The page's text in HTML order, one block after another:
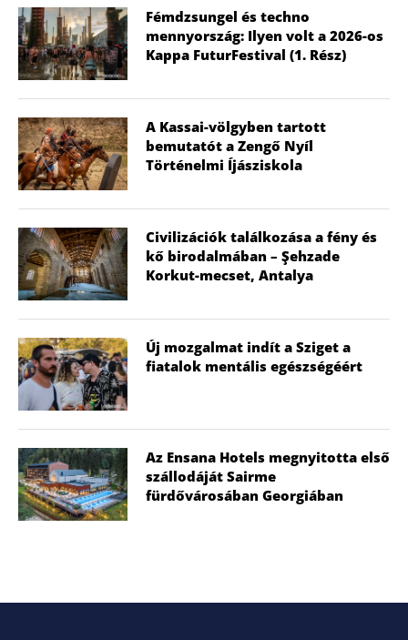
Fémdzsungel és techno
mennyország: Ilyen volt a 2026-os
Kappa FuturFestival (1. Rész)
A Kassai-völgyben tartott
bemutatót a Zengő Nyíl
Történelmi Íjásziskola
Civilizációk találkozása a fény és
kő birodalmában – Şehzade
Korkut-mecset, Antalya
Új mozgalmat indít a Sziget a
fiatalok mentális egészségéért
Az Ensana Hotels megnyitotta első
szállodáját Sairme
fürdővárosában Georgiában